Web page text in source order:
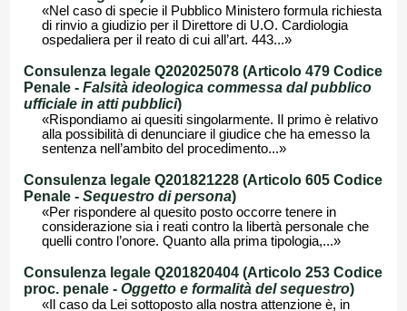
«Nel caso di specie il Pubblico Ministero formula richiesta
di rinvio a giudizio per il Direttore di U.O. Cardiologia
ospedaliera per il reato di cui all’art. 443...»
Consulenza legale Q202025078 (Articolo 479 Codice
Penale - Falsità ideologica commessa dal pubblico
ufficiale in atti pubblici)
«Rispondiamo ai quesiti singolarmente. Il primo è relativo
alla possibilità di denunciare il giudice che ha emesso la
sentenza nell’ambito del procedimento...»
Consulenza legale Q201821228 (Articolo 605 Codice
Penale - Sequestro di persona)
«Per rispondere al quesito posto occorre tenere in
considerazione sia i reati contro la libertà personale che
quelli contro l’onore. Quanto alla prima tipologia,...»
Consulenza legale Q201820404 (Articolo 253 Codice
proc. penale - Oggetto e formalità del sequestro)
«Il caso da Lei sottoposto alla nostra attenzione è, in